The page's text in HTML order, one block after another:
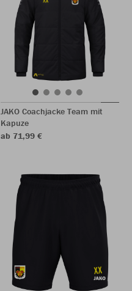
JAKO Coachjacke Team mit
Kapuze
ab 71,99 €